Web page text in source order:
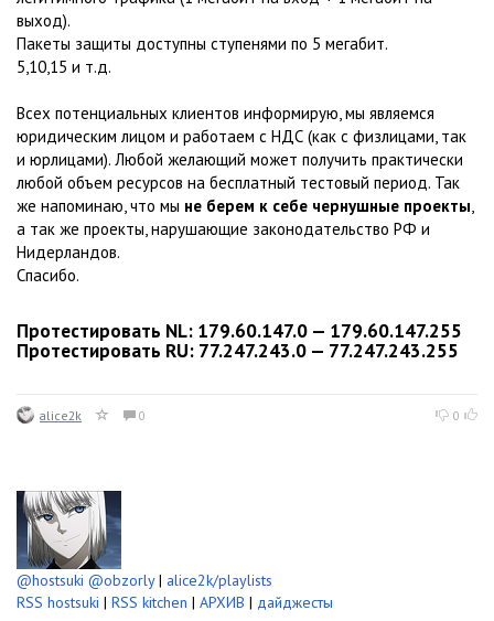
выход).
Пакеты защиты доступны ступенями по 5 мегабит.
5,10,15 и т.д.
Всех потенциальных клиентов информирую, мы являемся
юридическим лицом и работаем с НДС (как с физлицами, так
и юрлицами). Любой желающий может получить практически
любой объем ресурсов на бесплатный тестовый период. Так
же напоминаю, что мы не берем к себе чернушные проекты,
а так же проекты, нарушающие законодательство РФ и
Нидерландов.
Спасибо.
Протестировать NL: 179.60.147.0 — 179.60.147.255
Протестировать RU: 77.247.243.0 — 77.247.243.255
alice2k 0 0
@hostsuki @obzorly| alice2k/playlists
RSS hostsuki | RSS kitchen | АРХИВ | дайджесты